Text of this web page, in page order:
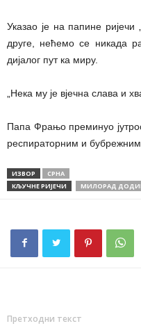
Указао је на папине
друге, нећемо се никада
дијалог пут ка миру.
„Нека му је вјечна слава и
Папа Фрањо преминуо
респираторним и
ИЗВОР
СРНА
КЉУЧНЕ РИЈЕЧИ
МИЛОРАД
Претходни текст